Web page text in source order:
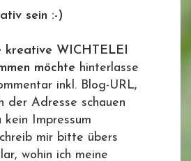
sein :-)
kreative WICHTELEI
möchte hinterlasse
inkl. Blog-URL,
der Adresse schauen
Impressum
mir bitte übers
wohin ich meine